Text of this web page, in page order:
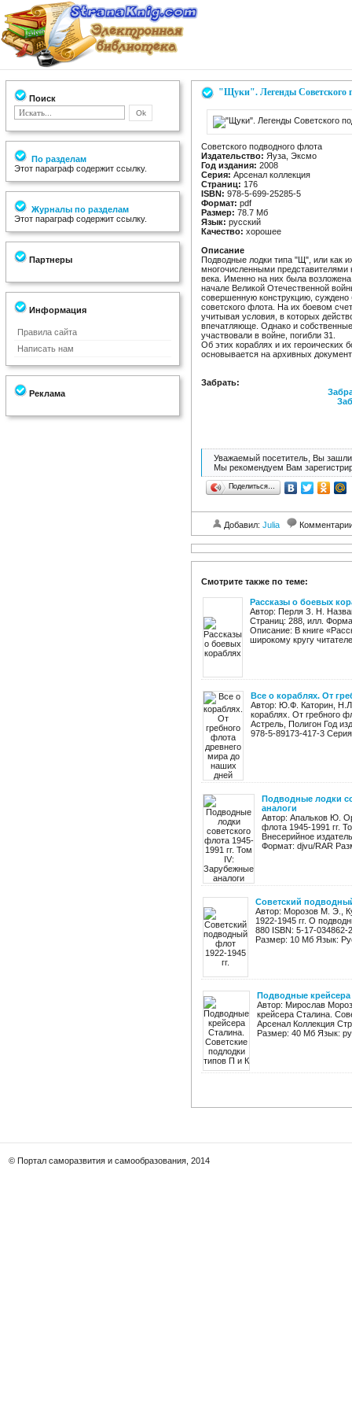
Поиск
По разделам
Этот параграф содержит ссылку.
Журналы по разделам
Этот параграф содержит ссылку.
Партнеры
Информация
Правила сайта
Написать нам
Реклама
"Щуки". Легенды Советского
Советского подводного флота
Издательство: Яуза, Эксмо
Год издания: 2008
Серия: Арсенал коллекция
Страниц: 176
ISBN: 978-5-699-25285-5
Формат: pdf
Размер: 78.7 Мб
Язык: русский
Качество: хорошее
Описание
Подводные лодки типа "Щ", или как
многочисленными представителями
века. Именно на них была
начале Великой Отечественной
совершенную конструкцию,
советского флота. На их боевом
учитывая условия, в которых
впечатляюще. Однако и
участвовали в войне, погибли 31.
Об этих кораблях и их героических
основывается на архивных
Забрать:
Уважаемый посетитель, Вы зашли
Мы рекомендуем Вам
Поделиться…
Добавил: Julia
Смотрите также по теме:
Рассказы о боевых
Автор: Перля З. Н.
Страниц: 288, илл.
Описание: В книге
широкому кругу
Все о кораблях. От
Автор: Ю.Ф. Каторин,
кораблях. От гребного
Астрель, Полигон Год
978-5-89173-417-3
Подводные лодки
аналоги
Автор: Апальков Ю.
флота 1945-1991 гг.
Внесерийное
Формат: djvu/RAR
Советский
Автор: Морозов М. Э.,
1922-1945 гг. О
880 ISBN: 5-17-
Размер: 10 Мб Язык:
Подводные
Автор: Мирослав
крейсера Сталина.
Арсенал Коллекция
Размер: 40 Мб Язык:
© Портал саморазвития и самообразования, 2014